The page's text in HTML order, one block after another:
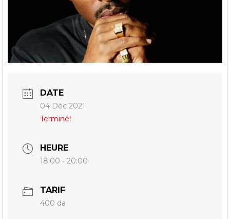
DATE
04 Déc 2021
Terminé!
HEURE
18:00 - 20:00
TARIF
400 da